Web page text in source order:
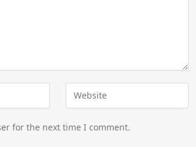
for the next time I comment.